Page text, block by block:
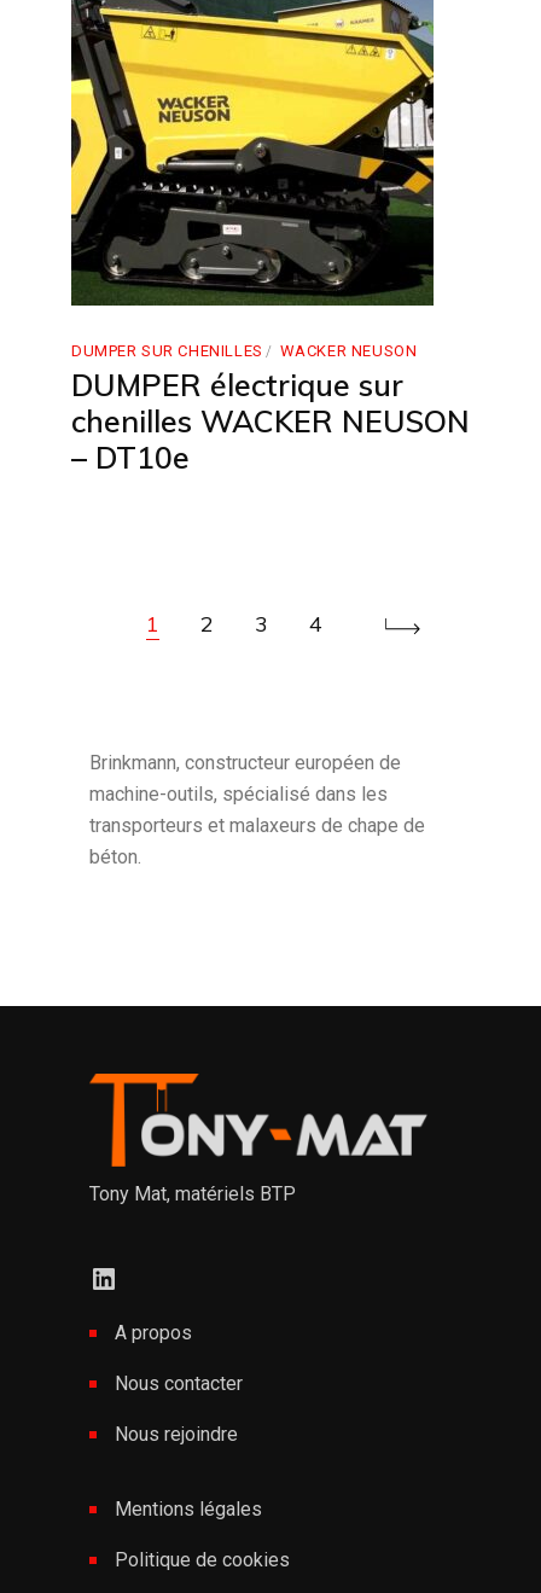
DUMPER SUR CHENILLES WACKER NEUSON
DUMPER électrique sur
chenilles WACKER NEUSON
– DT10e
1 2 3 4
Brinkmann, constructeur européen de
machine-outils, spécialisé dans les
transporteurs et malaxeurs de chape de
béton.
Tony Mat, matériels BTP
LinkedIn
A propos
Nous contacter
Nous rejoindre
Mentions légales
Politique de cookies